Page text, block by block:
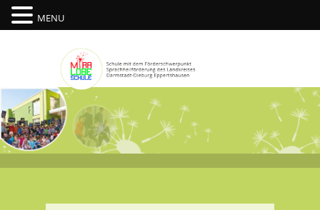
MENU